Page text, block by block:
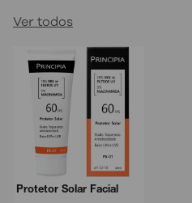
Ver todos
Protetor Solar Facial